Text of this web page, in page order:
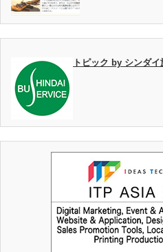
トピック by シンダ